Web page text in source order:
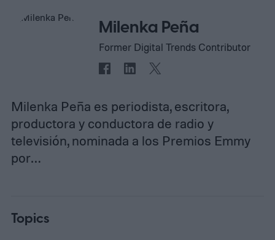
Milenka Peña
Former Digital Trends Contributor
Milenka Peña es periodista, escritora,
productora y conductora de radio y
televisión, nominada a los Premios Emmy
por…
Topics